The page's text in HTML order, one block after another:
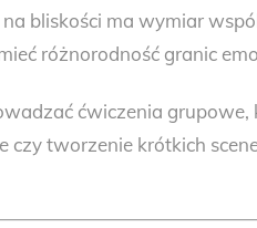
bliskości ma wymiar
różnorodność granic
ćwiczenia
czy tworzenie krótkich